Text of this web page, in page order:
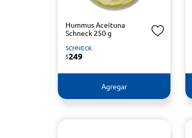
Hummus Aceituna
Schneck 250 g
SCHNECK
$249
Agregar